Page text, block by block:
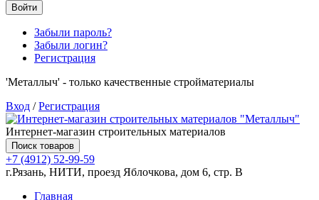
Войти
Забыли пароль?
Забыли логин?
Регистрация
'Металлыч' - только качественные стройматериалы
Вход /Регистрация
Интернет-магазин строительных материалов
Поиск товаров
+7 (4912) 52-99-59
г.Рязань, НИТИ, проезд Яблочкова, дом 6, стр. В
Главная